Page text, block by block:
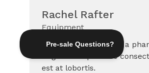
Rachel Rafter
Equipment
Nulla vitae elit libero, a
augue. Sed posuere
est at lobortis.